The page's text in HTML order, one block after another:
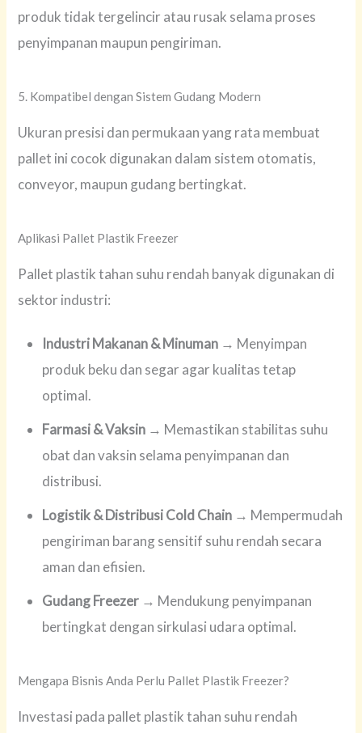
produk tidak tergelincir atau rusak selama proses
penyimpanan maupun pengiriman.
5. Kompatibel dengan Sistem Gudang Modern
Ukuran presisi dan permukaan yang rata membuat
pallet ini cocok digunakan dalam sistem otomatis,
conveyor, maupun gudang bertingkat.
Aplikasi Pallet Plastik Freezer
Pallet plastik tahan suhu rendah banyak digunakan di
sektor industri:
Industri Makanan & Minuman → Menyimpan
produk beku dan segar agar kualitas tetap
optimal.
Farmasi & Vaksin → Memastikan stabilitas suhu
obat dan vaksin selama penyimpanan dan
distribusi.
Logistik & Distribusi Cold Chain → Mempermudah
pengiriman barang sensitif suhu rendah secara
aman dan efisien.
Gudang Freezer → Mendukung penyimpanan
bertingkat dengan sirkulasi udara optimal.
Mengapa Bisnis Anda Perlu Pallet Plastik Freezer?
Investasi pada pallet plastik tahan suhu rendah